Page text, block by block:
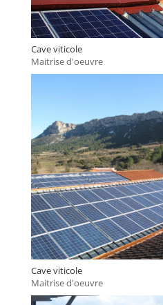
Cave viticole
Maitrise d'oeuvre
Cave viticole
Maitrise d'oeuvre